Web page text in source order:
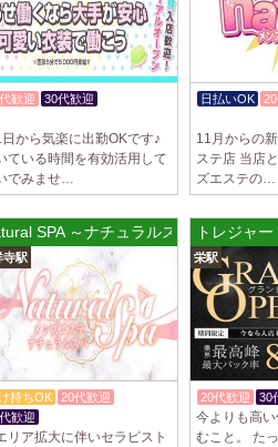
歓迎
30代歓迎
から気楽に出勤OKです♪
ている時間を有効活用して
でみませ…
日払いOK
11月からの
ステ店 当店
ズエステの…
SPA ～ナチュラルスパ～ 吉祥寺
寺駅
持ちOK
20代歓迎
歓迎
リア拡大に伴いセラピスト
トレジャ
栄駅
20代歓迎 30
今よりも高
むこと。 た